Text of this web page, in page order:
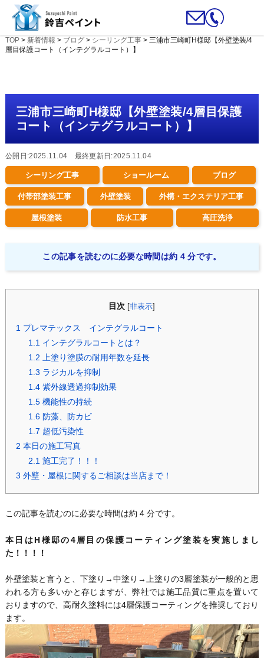
TOP> 新着情報 > ブログ> シーリング工事> 三浦市三崎町H様邸【外壁塗装/4
層目保護コート（インテグラルコート）】
三浦市三崎町H様邸【外壁塗装/4層目保護
コート（インテグラルコート）】
公開日:2025.11.04 最終更新日:2025.11.04
シーリング工事 ショールーム ブログ
付帯部塗装工事 外壁塗装 外構・エクステリア工事
屋根塗装 防水工事 高圧洗浄
この記事を読むのに必要な時間は約 4 分です。
目次 [非表示
1 プレマテックス インテグラルコート
1.1 インテグラルコートとは？
1.2 上塗り塗膜の耐用年数を延長
1.3 ラジカルを抑制
1.4紫外線透過抑制効果
1.5機能性の持続
1.6防藻、防カビ
1.7 超低汚染性
2 本日の施工写真
2.1 施工完了！！！
3 外壁・屋根に関するご相談は当店まで！
この記事を読むのに必要な時間は約 4 分です。
本日はH様邸の4層目の保護コーティング塗装を実施しまし
た！！！！
外壁塗装と言うと、下塗り→中塗り→上塗りの3層塗装が一般的と思
われる方も多いかと存じますが、弊社では施工品質に重点を置いて
おりますので、高耐久塗料には4層保護コーティングを推奨しており
ます。